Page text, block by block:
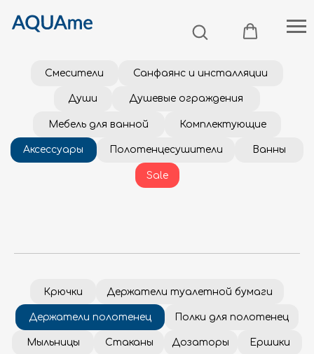
Души Душевые ограждения
Sale